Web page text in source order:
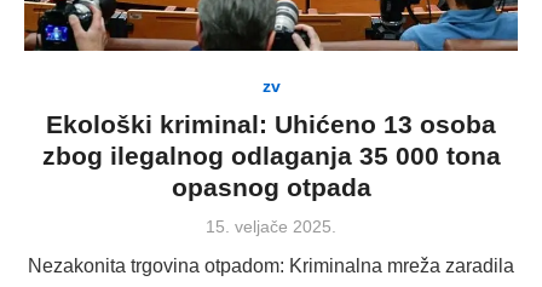
zv
Ekološki kriminal: Uhićeno 13 osoba
zbog ilegalnog odlaganja 35 000 tona
opasnog otpada
Posted
15. veljače 2025.
Nezakonita trgovina otpadom: Kriminalna mreža zaradila